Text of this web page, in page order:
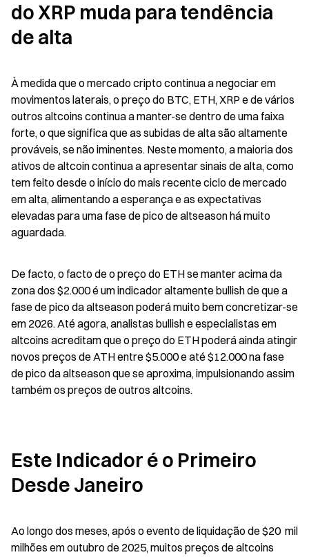
do XRP muda para tendência
de alta
À medida que o mercado cripto continua a negociar em
movimentos laterais, o preço do BTC, ETH, XRP e de vários
outros altcoins continua a manter-se dentro de uma faixa
forte, o que significa que as subidas de alta são altamente
prováveis, se não iminentes. Neste momento, a maioria dos
ativos de altcoin continua a apresentar sinais de alta, como
tem feito desde o início do mais recente ciclo de mercado
em alta, alimentando a esperança e as expectativas
elevadas para uma fase de pico de altseason há muito
aguardada.
De facto, o facto de o preço do ETH se manter acima da
zona dos $2.000 é um indicador altamente bullish de que a
fase de pico da altseason poderá muito bem concretizar-se
em 2026. Até agora, analistas bullish e especialistas em
altcoins acreditam que o preço do ETH poderá ainda atingir
novos preços de ATH entre $5.000 e até $12.000 na fase
de pico da altseason que se aproxima, impulsionando assim
também os preços de outros altcoins.
Este Indicador é o Primeiro
Desde Janeiro
Ao longo dos meses, após o evento de liquidação de $20  mil
milhões em outubro de 2025, muitos preços de altcoins